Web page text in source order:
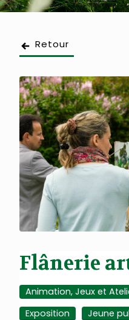
Retour
Flânerie
Animation, Jeux et
Exposition
Jeune